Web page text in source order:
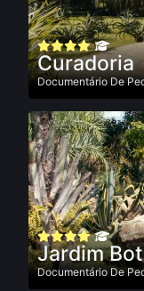
Curadoria
DocumentárioDe
Jardim
DocumentárioDe